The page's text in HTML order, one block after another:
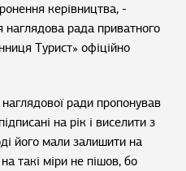
керівництва, -
наглядова рада приватного
Турист» офіційно
ради пропонував
на рік і виселити з
його мали залишити на
такі міри не пішов, бо